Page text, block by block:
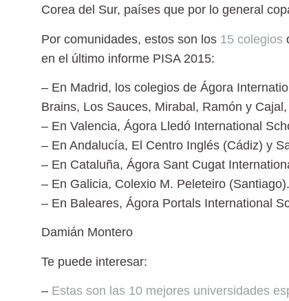
Corea del Sur, países que por lo general
Por comunidades, estos son los 15 colegios
en el último informe PISA 2015:
– En Madrid, los colegios de Ágora
Brains, Los Sauces, Mirabal, Ramón y
– En Valencia, Ágora Lledó International
– En Andalucía, El Centro Inglés (Cádiz) y
– En Cataluña, Ágora Sant Cugat
– En Galicia, Colexio M. Peleteiro (Santiago).
– En Baleares, Ágora Portals International
Damián Montero
Te puede interesar:
– Estas son las 10 mejores universidades